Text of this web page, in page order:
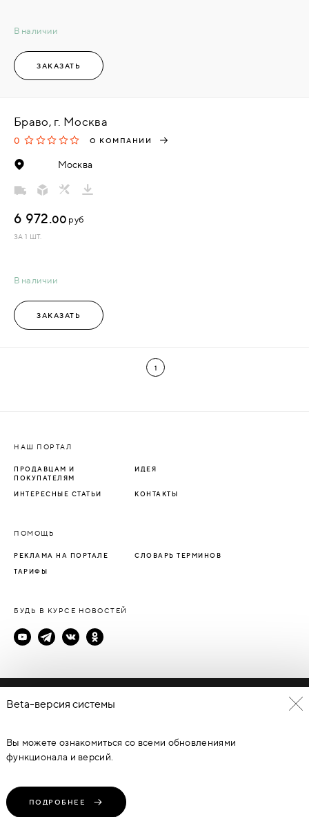
В наличии
ЗАКАЗАТЬ
Браво, г. Москва
0 О КОМПАНИИ
Москва
В наличии
6 972.00 руб
ЗА 1 ШТ.
ЗАКАЗАТЬ
1
НАШ ПОРТАЛ
ПРОДАВЦАМ И
ПОКУПАТЕЛЯМ
ИДЕЯ
ИНТЕРЕСНЫЕ СТАТЬИ КОНТАКТЫ
ПОМОЩЬ
РЕКЛАМА НА ПОРТАЛЕ СЛОВАРЬ ТЕРМИНОВ
ТАРИФЫ
БУДЬ В КУРСЕ НОВОСТЕЙ
Политика конфиденциальности
© Каталог дверей - DverProf, 2021-2026Материалы сайта
являются объектами авторского права. Запрещается
копирование, распространение, любое использование
ФЕДЕРАЦИИ ОТ 09.07.93Г. №5351-1 “ОБ АВТОРСКОМ ПРАВЕ И
СМЕЖНЫХ ПРАВАХ” (с изменениями от 19 июля 1995 г., 20 июля
Beta-версия системы
Вы можете ознакомиться со всеми обновлениями
функционала и версий.
ПОДРОБНЕЕ